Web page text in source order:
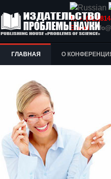
Т.:
E-mail:
ГЛАВНАЯ О